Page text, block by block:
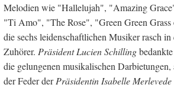
Melodien wie "Hallelujah", "Amazing
"Ti Amo", "The Rose", "Green Green
die sechs leidenschaftlichen Musiker rasch
Zuhörer. Präsident Lucien Schilling
die gelungenen musikalischen
der Feder derPräsidentin Isabelle Merlevede